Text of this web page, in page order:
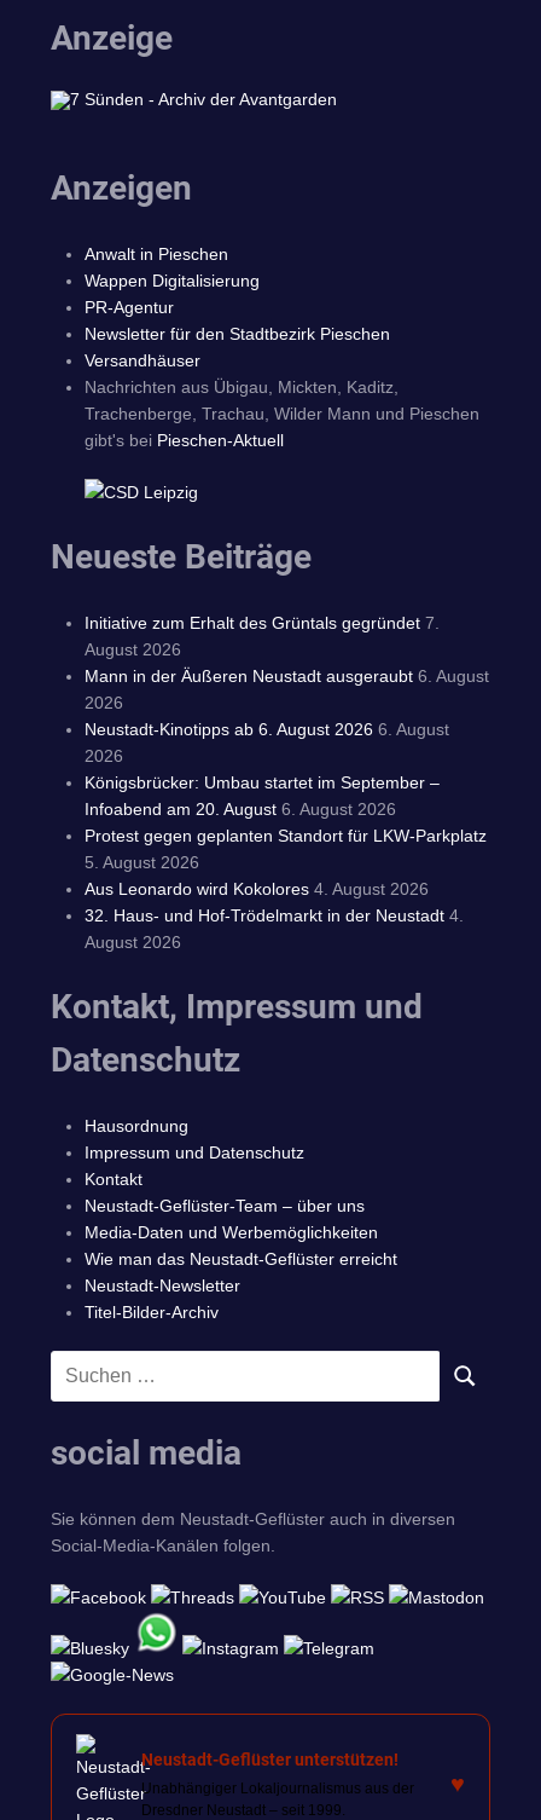
Anzeige
Anzeigen
Anwalt in Pieschen
Wappen Digitalisierung
PR-Agentur
Newsletter für den Stadtbezirk Pieschen
Versandhäuser
Nachrichten aus Übigau, Mickten, Kaditz,
Trachenberge, Trachau, Wilder Mann und Pieschen
gibt's bei Pieschen-Aktuell
Neueste Beiträge
Initiative zum Erhalt des Grüntals gegründet 7.
August 2026
Mann in der Äußeren Neustadt ausgeraubt 6. August
2026
Neustadt-Kinotipps ab 6. August 2026 6. August
2026
Königsbrücker: Umbau startet im September –
Infoabend am 20. August 6. August 2026
Protest gegen geplanten Standort für LKW-Parkplatz
5. August 2026
Aus Leonardo wird Kokolores 4. August 2026
32. Haus- und Hof-Trödelmarkt in der Neustadt 4.
August 2026
Kontakt, Impressum und
Datenschutz
Hausordnung
Impressum und Datenschutz
Kontakt
Neustadt-Geflüster-Team – über uns
Media-Daten und Werbemöglichkeiten
Wie man das Neustadt-Geflüster erreicht
Neustadt-Newsletter
Titel-Bilder-Archiv
Suchen
SUCHEN
social media
Sie können dem Neustadt-Geflüster auch in diversen
Social-Media-Kanälen folgen.
Neustadt-Geflüster unterstützen!
Unabhängiger Lokaljournalismus aus der
Dresdner Neustadt – seit 1999.
♥